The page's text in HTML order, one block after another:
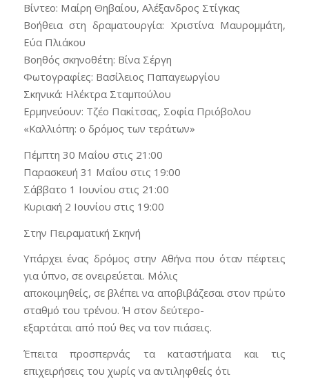
Βίντεο: Μαίρη Θηβαίου, Αλέξανδρος Στίγκας
Βοήθεια στη δραματουργία: Χριστίνα Μαυρομμάτη,
Εύα Πλιάκου
Βοηθός σκηνοθέτη: Βίνα Σέργη
Φωτογραφίες: Βασίλειος Παπαγεωργίου
Σκηνικά: Ηλέκτρα Σταμπούλου
Ερμηνεύουν: Τζέο Πακίτσας, Σοφία Πριόβολου
«Καλλιόπη: ο δρόμος των τεράτων»
Πέμπτη 30 Μαΐου στις 21:00
Παρασκευή 31 Μαΐου στις 19:00
Σάββατο 1 Ιουνίου στις 21:00
Κυριακή 2 Ιουνίου στις 19:00
Στην Πειραματική Σκηνή
Υπάρχει ένας δρόμος στην Αθήνα που όταν πέφτεις
για ύπνο, σε ονειρεύεται. Μόλις
αποκοιμηθείς, σε βλέπει να αποβιβάζεσαι στον πρώτο
σταθμό του τρένου. Ή στον δεύτερο-
εξαρτάται από πού θες να τον πιάσεις.
Έπειτα προσπερνάς τα καταστήματα και τις
επιχειρήσεις του χωρίς να αντιληφθείς ότι